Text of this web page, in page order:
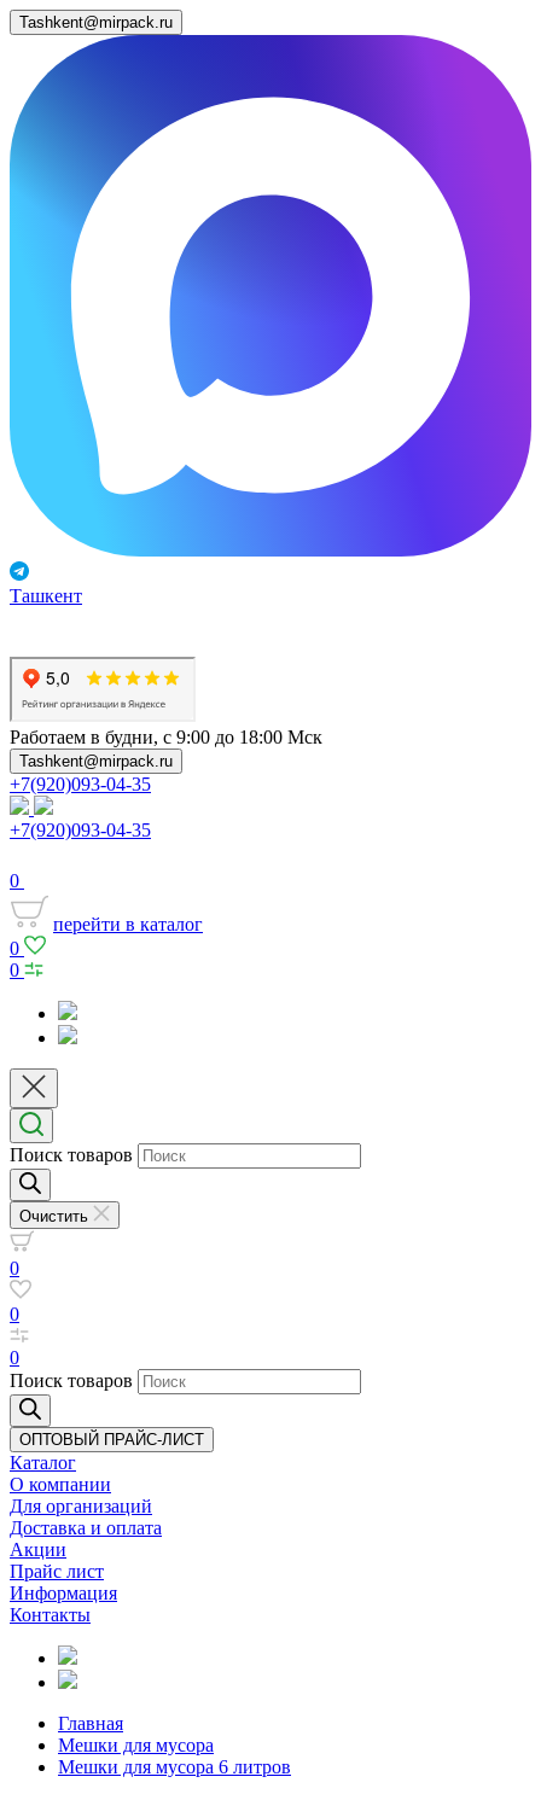
Tashkent@mirpack.ru
Ташкент
Работаем в будни, с 9:00 до 18:00 Мск
Tashkent@mirpack.ru
+7(920)093-04-35
+7(920)093-04-35
0
перейти в каталог
0
0
Поиск товаров
Очистить
0
0
0
Поиск товаров
ОПТОВЫЙ ПРАЙС-ЛИСТ
Каталог
О компании
Для организаций
Доставка и оплата
Акции
Прайс лист
Информация
Контакты
Главная
Мешки для мусора
Мешки для мусора 6 литров